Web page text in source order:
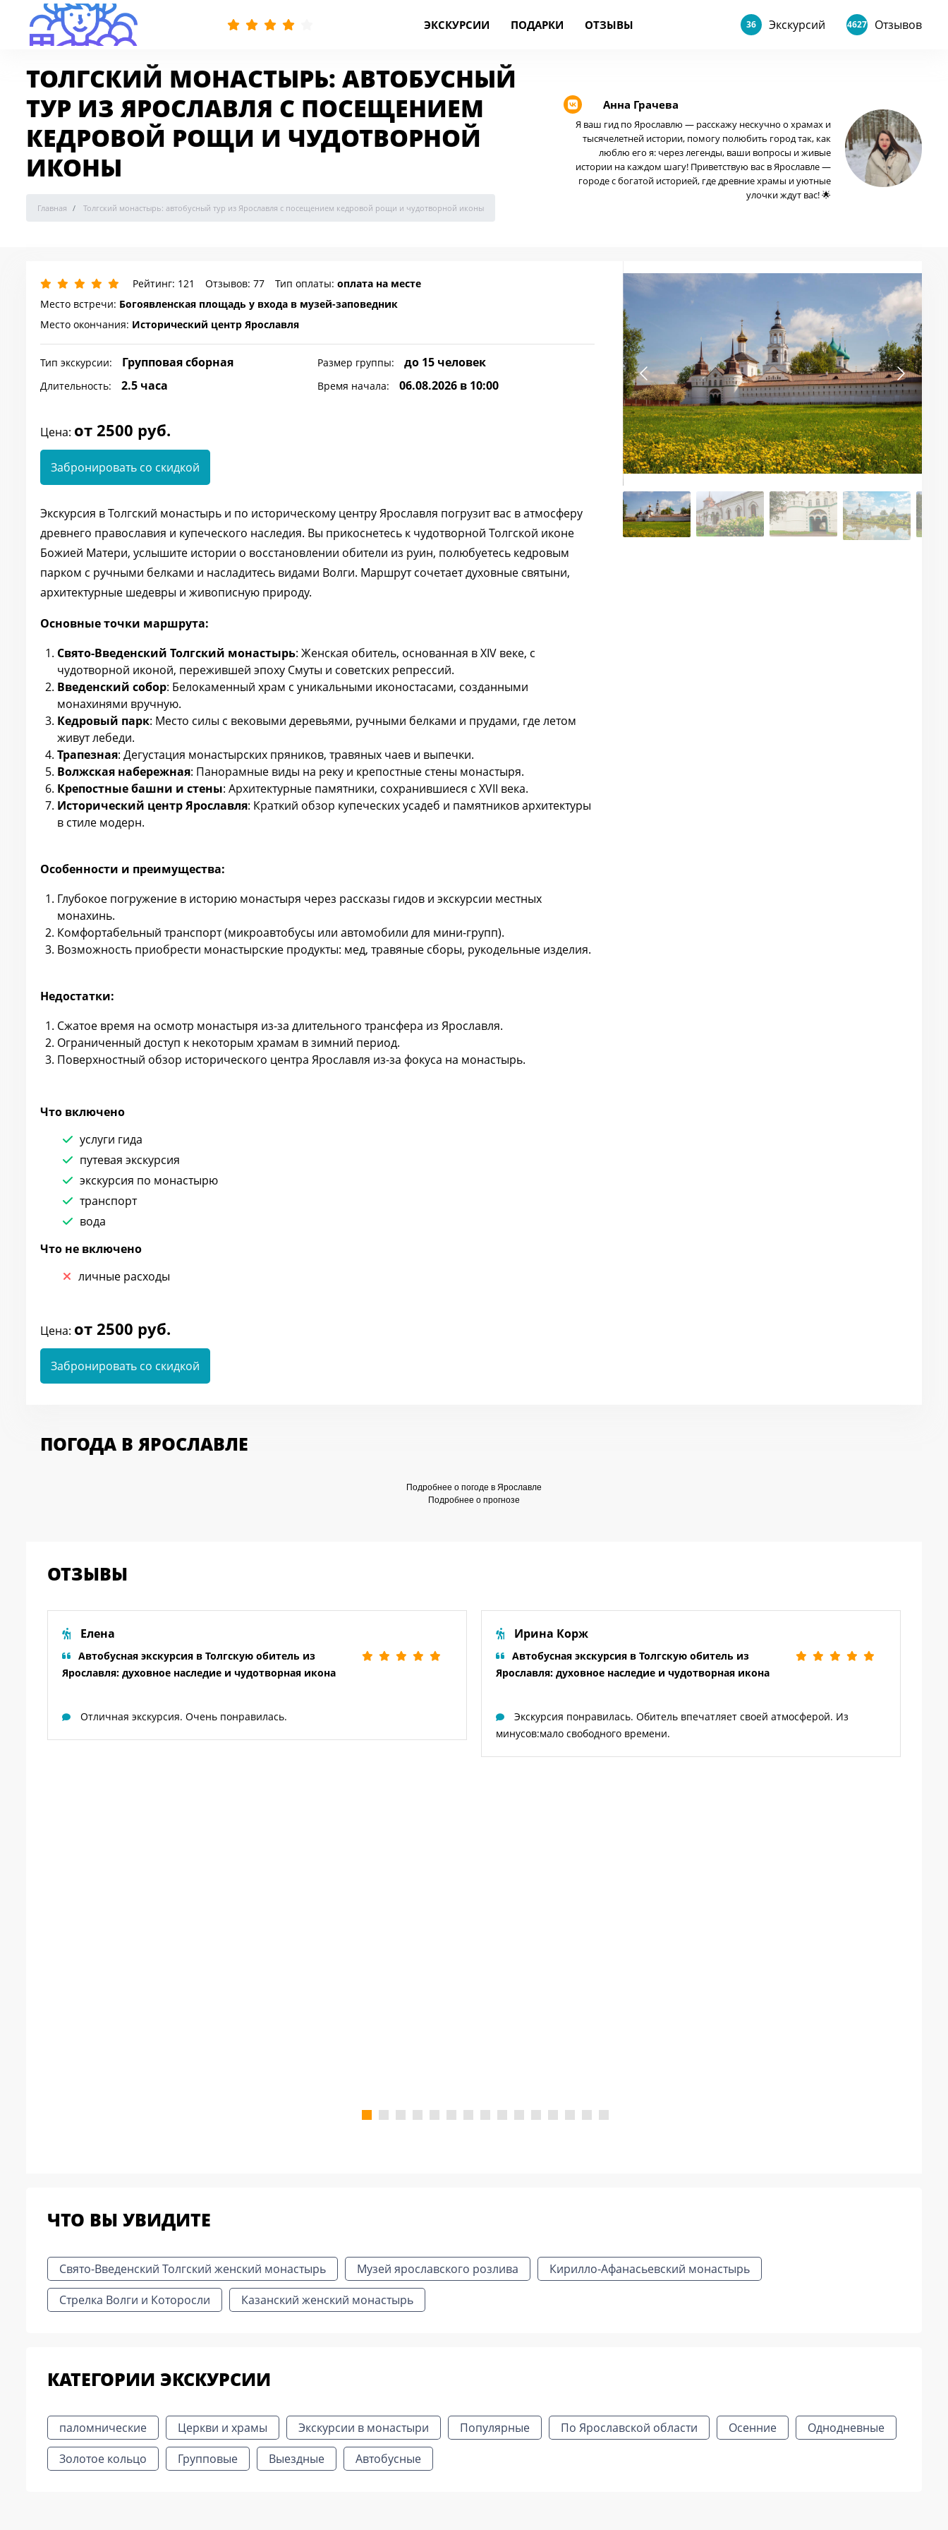
ЭКСКУРСИИ ПОДАРКИ ОТЗЫВЫ 36 Экскурсий 4627 Отзывов
ТОЛГСКИЙ МОНАСТЫРЬ: АВТОБУСНЫЙ
ТУР ИЗ ЯРОСЛАВЛЯ С ПОСЕЩЕНИЕМ
КЕДРОВОЙ РОЩИ И ЧУДОТВОРНОЙ
ИКОНЫ
Главная Толгский монастырь: автобусный тур из Ярославля с посещением кедровой рощи и чудотворной иконы
Анна Грачева
Я ваш гид по Ярославлю — расскажу нескучно о храмах и
тысячелетней истории, помогу полюбить город так, как
люблю его я: через легенды, ваши вопросы и живые
истории на каждом шагу! Приветствую вас в Ярославле —
городе с богатой историей, где древние храмы и уютные
улочки ждут вас! 🌟
Рейтинг: 121 Отзывов: 77 Тип оплаты: оплата на месте
Место встречи: Богоявленская площадь у входа в музей-заповедник
Место окончания: Исторический центр Ярославля
Тип экскурсии: Групповая сборная Размер группы: до 15 человек
Длительность: 2.5 часа Время начала: 06.08.2026 в 10:00
Цена: от 2500 руб.
Забронировать со скидкой
Экскурсия в Толгский монастырь и по историческому центру Ярославля погрузит вас в атмосферу
древнего православия и купеческого наследия. Вы прикоснетесь к чудотворной Толгской иконе
Божией Матери, услышите истории о восстановлении обители из руин, полюбуетесь кедровым
парком с ручными белками и насладитесь видами Волги. Маршрут сочетает духовные святыни,
архитектурные шедевры и живописную природу.
Основные точки маршрута:
Свято-Введенский Толгский монастырь: Женская обитель, основанная в XIV веке, с
чудотворной иконой, пережившей эпоху Смуты и советских репрессий.
Введенский собор: Белокаменный храм с уникальными иконостасами, созданными
монахинями вручную.
Кедровый парк: Место силы с вековыми деревьями, ручными белками и прудами, где летом
живут лебеди.
Трапезная: Дегустация монастырских пряников, травяных чаев и выпечки.
Волжская набережная: Панорамные виды на реку и крепостные стены монастыря.
Крепостные башни и стены: Архитектурные памятники, сохранившиеся с XVII века.
Исторический центр Ярославля: Краткий обзор купеческих усадеб и памятников архитектуры
в стиле модерн.
Особенности и преимущества:
Глубокое погружение в историю монастыря через рассказы гидов и экскурсии местных
монахинь.
Комфортабельный транспорт (микроавтобусы или автомобили для мини-групп).
Возможность приобрести монастырские продукты: мед, травяные сборы, рукодельные изделия.
Недостатки:
Сжатое время на осмотр монастыря из-за длительного трансфера из Ярославля.
Ограниченный доступ к некоторым храмам в зимний период.
Поверхностный обзор исторического центра Ярославля из-за фокуса на монастырь.
Что включено
услуги гида
путевая экскурсия
экскурсия по монастырю
транспорт
вода
Что не включено
личные расходы
Цена: от 2500 руб.
Забронировать со скидкой
ПОГОДА В ЯРОСЛАВЛЕ
Подробнее о погоде в Ярославле
Подробнее о прогнозе
ОТЗЫВЫ
Елена
Автобусная экскурсия в Толгскую обитель из
Ярославля: духовное наследие и чудотворная икона
Отличная экскурсия. Очень понравилась.
Ирина Корж
Автобусная экскурсия в Толгскую обитель из
Ярославля: духовное наследие и чудотворная икона
Экскурсия понравилась. Обитель впечатляет своей атмосферой. Из
минусов:мало свободного времени.
ЧТО ВЫ УВИДИТЕ
Свято-Введенский Толгский женский монастырь Музей ярославского розлива
Кирилло-Афанасьевский монастырь
Стрелка Волги и Которосли
Казанский женский монастырь
КАТЕГОРИИ ЭКСКУРСИИ
паломнические Церкви и храмы Экскурсии в монастыри Популярные По Ярославской области Осенние
Однодневные
Золотое кольцо
Групповые Выездные Автобусные